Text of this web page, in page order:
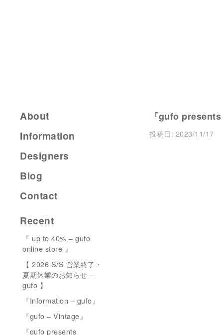
『gufo
投稿日: 2023/11/17
About
Information
Designers
Blog
Contact
Recent
『 up to 40% – gufo
online store 』
【 2026 S/S 営業終了・
夏期休業のお知らせ –
gufo 】
『Information – gufo』
『gufo – Vintage』
『gufo presents